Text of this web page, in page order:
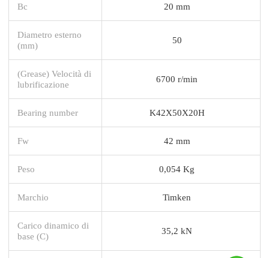
Bc 20 mm
Diametro esterno
(mm)
50
(Grease) Velocità di
lubrificazione
6700 r/min
Bearing number K42X50X20H
Fw 42 mm
Peso 0,054 Kg
Marchio Timken
Carico dinamico di
base (C)
35,2 kN